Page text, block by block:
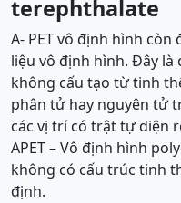
terephthalate
A- PET vô định hình
liệu vô định hình. Đây
không cấu tạo từ tinh
phân tử hay nguyên tử
các vị trí có trật tự diện
APET –Vô định hình
không có cấu trúc tinh
định.